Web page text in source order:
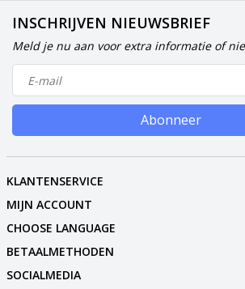
INSCHRIJVEN NIEUWSBRIEF
Meld je nu aan voor extra informatie of
Abonneer
KLANTENSERVICE
MIJN ACCOUNT
CHOOSE LANGUAGE
BETAALMETHODEN
SOCIALMEDIA